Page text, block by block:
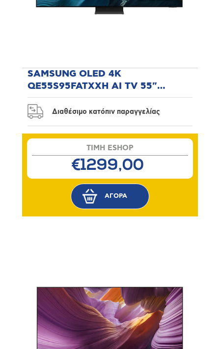
SAMSUNG OLED 4K
QE55S95FATXXH AI TV 55"
Τηλεόραση
Διαθέσιμο κατόπιν παραγγελίας
TIMH ESHOP
€1299,00